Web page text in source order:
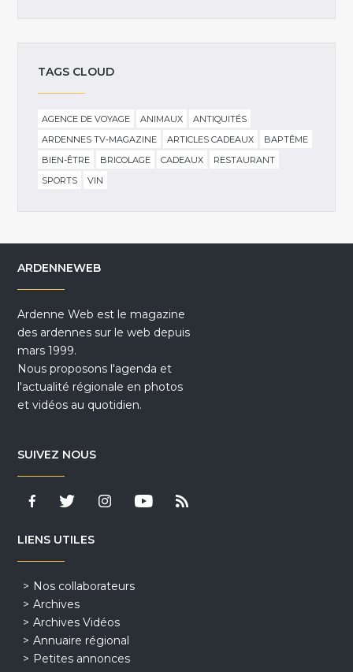
TAGS CLOUD
AGENCE DE VOYAGE ANIMAUX
ANTIQUITÉS
ARDENNES TV-MAGAZINE
ARTICLES CADEAUX
BAPTÊME
BIEN-ÊTRE
BRICOLAGE CADEAUX
RESTAURANT
SPORTS
VIN
ARDENNEWEB
Ardenne Web est le magazine
des ardennes sur le web depuis
mars 1999.
Nous proposons l'agenda et
l'actualité régionale en photos
et vidéos au quotidien.
SUIVEZ NOUS
LIENS UTILES
Nos collaborateurs
Archives
Archives Vidéos
Annuaire régional
Petites annonces